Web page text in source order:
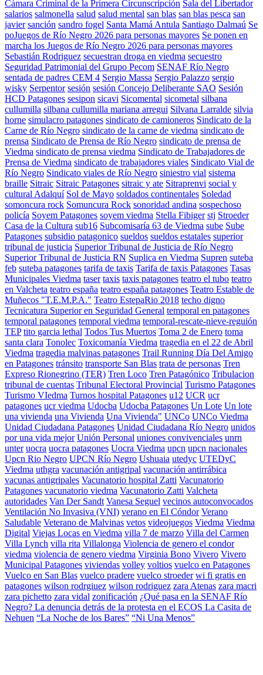
Cámara Criminal de la Primera Circunscripción Sala del Libertador
salarios salmonella salud salud mental san blas san blas pesca san
javier sanción sandro fogel Santa Mamá Antula Santiago Dalmaú Se
poJuegos de Río Negro 2026 para personas mayores Se ponen en
marcha los Juegos de Río Negro 2026 para personas mayores
Sebastián Rodriguez secuestran droga en viedma secuestro
Seguridad Patrimonial del Grupo Pecom SENAF Río Negro
sentada de padres CEM 4 Sergio Massa Sergio Palazzo sergio
wisky Serpentor sesión sesión Concejo Deliberante SAO Sesión
HCD Patagones sesipon sicavi Sicomental sicometal silbana
cullumilla silbana cullumilla mariana arregui Silvana Larralde silvia
horne simulacro patagones sindicato de camioneros Sindicato de la
Carne de Río Negro sindicato de la carne de viedma sindicato de
prensa Sindicato de Prensa de Río Negro sindicato de prensa de
Viedma sindicato de prensa viedma Sindicato de Trabajadores de
Prensa de Viedma sindicato de trabajadores viales Sindicato Vial de
Río Negro Sindicato viales de Río Negro siniestro vial sistema
braille Sitraic Sitraic Patagones sitraic y ate Sitraprenvi social y
cultural Adalquí Sol de Mayo soldados continentales Soledad
somoncura rock Somuncura Rock sonoridad andina sospechoso
policía Soyem Patagones soyem viedma Stella Fibiger stj Stroeder
Casa de la Cultura sub16 Subcomisaría 63 de Viedma sube Sube
Patagones subsidio patagonico sueldos sueldos estatales superior
tribunal de justicia Superior Tribunal de Justicia de Río Negro
Superior Tribunal de Justicia RN Suplica en Viedma Supren suteba
feb suteba patagones tarifa de taxis Tarifa de taxis Patagones Tasas
Municipales Viedma taser taxis taxis patagones teatro el tubo teatro
en Valcheta teatro españa teatro españa patagones Teatro Estable de
Muñecos "T.E.M.P.A." Teatro EstepaRio 2018 techo digno
Tecnicatura Superior en Seguridad General temporal en patagones
temporal patagones temporal viedma temporal-rescate-nieve-reguión
TEP tito garcia lethal Todos Tus Muertos Toma 2 de Enero toma
santa clara Tonolec Toxicomanía Viedma tragedia en el 22 de Abril
Viedma tragedia malvinas patagones Trail Running Día Del Amigo
en Patagones tránsito transporte San Blas trata de personas Tren
Expreso Rionegrino (TER) Tren Loco Tren Patagónico Tribulacion
tribunal de cuentas Tribunal Electoral Provincial Turismo Patagones
Turismo VIedma Turnos hospital Patagones u12 UCR ucr
patagones ucr viedma Udocba Udocba Patagones Un Lote Un lote
una vivienda una Vivienda Una Vivienda" UNCo UNCo Viedma
Unidad Ciudadana Patagones Unidad Ciudadana Río Negro unidos
por una vida mejor Unión Personal uniones convivenciales unrn
unter uocra uocra patagones Uocra Viedma upcn upcn nacionales
Upcn Rio Negro UPCN Río Negro Ushuaia utedyc UTEDyC
Viedma uthgra vacunación antigripal vacunación antirrábica
vacunas antigripales Vacunatorio hospital Zatti Vacunatorio
Patagones vacunatorio viedma Vacunatorio Zatti Valcheta
autoridades Van Der Sandt Vanesa Seguel vecinos autoconvocados
Ventilación No Invasiva (VNI) verano en El Cóndor Verano
Saludable Veterano de Malvinas vetos videojuegos Viedma Viedma
Digital Viejas Locas en Viedma villa 7 de marzo Villa del Carmen
Villa Lynch villa rita Villalonga Violencia de genero el condor
viedma violencia de genero viedma Virginia Bono Vivero Vivero
Municipal Patagones viviendas volley voltios vuelco en Patagones
Vuelco en San Blas vuelco pradere vuelco stroeder wi fi gratis en
patagones wilson rodrgiuez wilson rodriguez zara Atenas zara macri
zara pichetto zara vidal zonificación ¿Qué pasa en la SENAF Río
Negro? La denuncia detrás de la protesta en el ECOS La Casita de
Nehuen “La Noche de los Bares” “Ni Una Menos”